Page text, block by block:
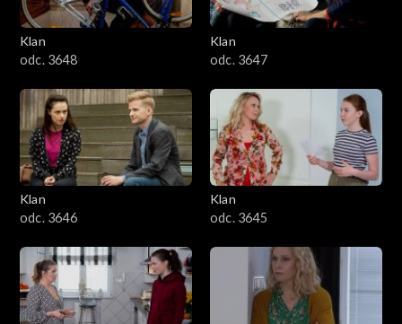
Klan
odc. 3648
Klan
odc. 3647
Klan
odc. 3646
Klan
odc. 3645